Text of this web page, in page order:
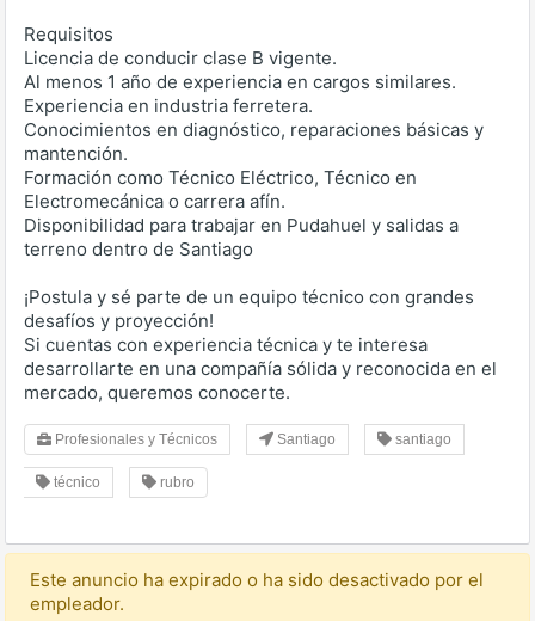
Requisitos
Licencia de conducir clase B vigente.
Al menos 1 año de experiencia en cargos similares.
Experiencia en industria ferretera.
Conocimientos en diagnóstico, reparaciones básicas y
mantención.
Formación como Técnico Eléctrico, Técnico en
Electromecánica o carrera afín.
Disponibilidad para trabajar en Pudahuel y salidas a
terreno dentro de Santiago
¡Postula y sé parte de un equipo técnico con grandes
desafíos y proyección!
Si cuentas con experiencia técnica y te interesa
desarrollarte en una compañía sólida y reconocida en el
mercado, queremos conocerte.
Profesionales y Técnicos Santiago santiago
técnico rubro
Este anuncio ha expirado o ha sido desactivado por el
empleador.